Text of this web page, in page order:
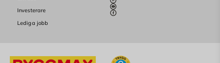
Investerare
Lediga jobb